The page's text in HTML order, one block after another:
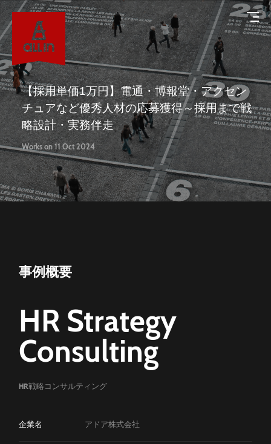
About
オールインについて
Service
Company
Career
採用情報
イントロダクション
News
ニュース
【採用単価1万円】電通・博報堂・アクセン
チュアなど優秀人材の応募獲得～採用まで戦
略設計・実務伴走
Works on 11 Oct 2024
事例概要
HR Strategy
Consulting
HR戦略コンサルティング
企業名 アドア株式会社